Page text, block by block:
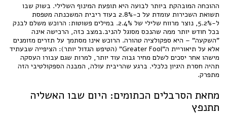
ההוכחה המובהקת ביותר לבועה היא תופעת המינוף השלילי. בשוק שבו
תשואת השכירות עומדת על כ-2.8% בעוד ריבית המשכנתה מטפסת
ל-5.2%, נוצר מרווח שלילי של 2.4%. במילים פשוטות: הרוכש משלם לבנק
בכל חודש יותר ממה שהנכס מסוגל להניב.במצב כזה, הרכישה אינה
"השקעה" – היא ספקולציה טהורה. הרוכש אינו מסתמך על תזרים מזומנים
אלא על תיאוריית ה"Greater Fool" (הטיפש הגדול יותר): הציפייה שבעתיד
מישהו אחר יסכים לשלם מחיר גבוה עוד יותר, למרות שגם עבורו העסקה
תהיה חסרת היגיון כלכלי. ברגע שהריבית עולה, המבנה הספקולטיבי הזה
מתפרק.
מחאת הסרבלים הכתומים: היום שבו האשליה
תתנפץ